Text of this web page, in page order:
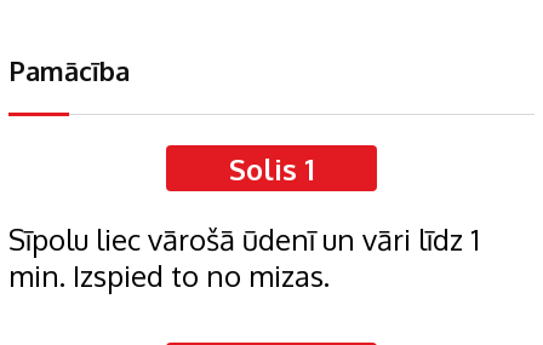
Pamācība
Solis 1
Sīpolu liec vārošā ūdenī un vāri līdz 1
min. Izspied to no mizas.